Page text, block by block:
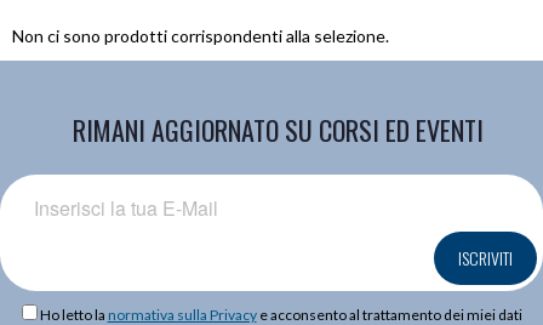
Non ci sono prodotti corrispondenti alla selezione.
RIMANI AGGIORNATO SU CORSI ED EVENTI
ISCRIVITI
Ho letto la normativa sulla Privacye acconsento al trattamento dei miei dati